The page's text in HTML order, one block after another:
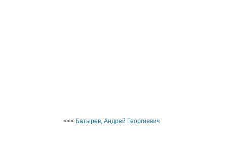
<<< Батырев, Андрей Георгиевич